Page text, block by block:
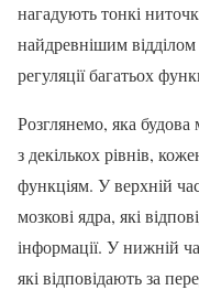
нагадують тонкі
найдревнішим
регуляції багатьох
Розглянемо, яка
з декількох рівнів,
функціям. У верхній
мозкові ядра, які
інформації. У нижній
які відповідають за